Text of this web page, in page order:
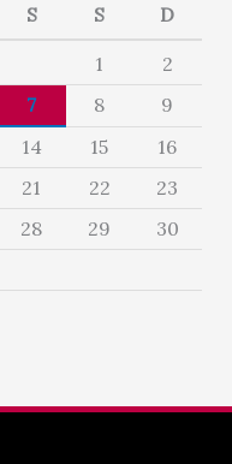
S S D
1
2
7 8
9
14 15
16
21 22
23
28 29
30